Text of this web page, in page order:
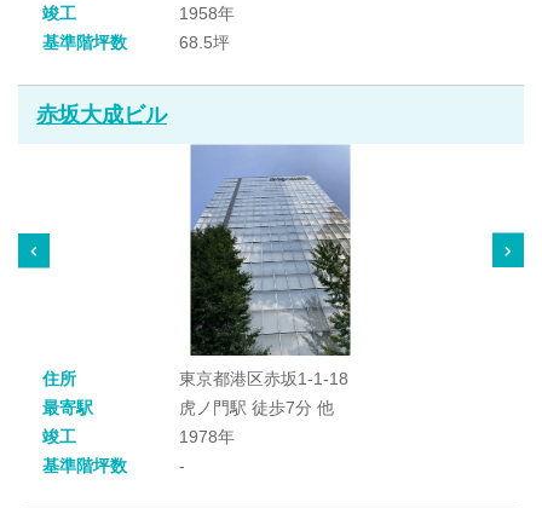
竣工
1958年
基準階坪数
68.5坪
赤坂大成ビル
住所
東京都港区赤坂1-1-18
最寄駅
虎ノ門駅 徒歩7分 他
竣工
1978年
基準階坪数
-